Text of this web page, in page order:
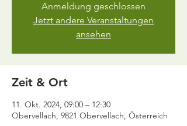
Anmeldung geschlossen
Jetzt andere Veranstaltungen
ansehen
Zeit & Ort
11. Okt. 2024, 09:00 – 12:30
Obervellach, 9821 Obervellach, Österreich